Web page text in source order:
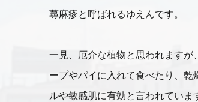
蕁麻疹と呼ばれるゆえんです。
一見、厄介な植物と思われます
ープやパイに入れて食べたり、
ルや敏感肌に有効と言われていま